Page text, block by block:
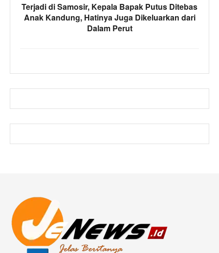
Terjadi di Samosir, Kepala Bapak Putus Ditebas
Anak Kandung, Hatinya Juga Dikeluarkan dari
Dalam Perut